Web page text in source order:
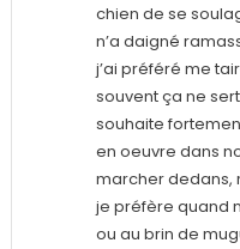
chien de se
n’a daigné
j’ai préféré me
souvent ça ne
souhaite
en oeuvre dans
marcher dedans,
je préfère quand
ou au brin de